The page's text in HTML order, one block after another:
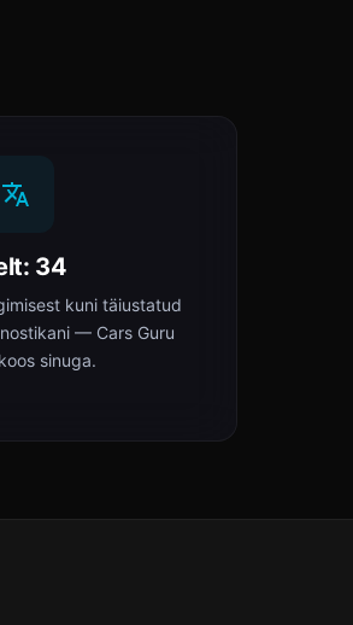
34
kuni täiustatud
— Cars Guru
sinuga.